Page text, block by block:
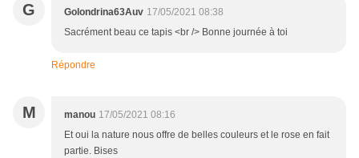
G Golondrina63Auv 17/05/2021 08:38
Sacrément beau ce tapis <br /> Bonne journée à toi
Répondre
M manou 17/05/2021 08:16
Et oui la nature nous offre de belles couleurs et le rose en fait
partie. Bises